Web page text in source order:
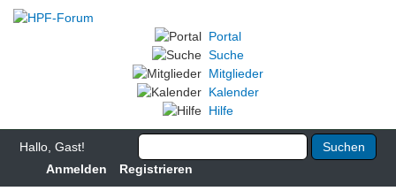
Portal
Suche
Mitglieder
Kalender
Hilfe
Hallo, Gast!
Anmelden
Registrieren